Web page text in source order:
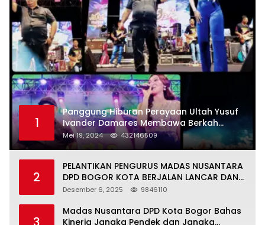
1
Panggung Hiburan Perayaan Ultah Yusuf
Ivander Damares Membawa Berkah
Warga Kejapanan
Mei 19, 2024 432146509
2
PELANTIKAN PENGURUS MADAS NUSANTARA
DPD BOGOR KOTA BERJALAN LANCAR DAN
KHIDMAT
Desember 6, 2025 9846110
Madas Nusantara DPD Kota Bogor Bahas
Kinerja Jangka Pendek dan Jangka